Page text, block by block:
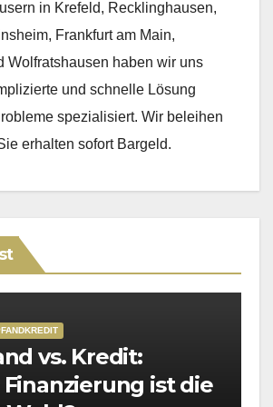
in Krefeld, Recklinghausen,
Frankfurt am Main,
Wolfratshausen haben wir uns
und schnelle Lösung
spezialisiert. Wir beleihen
erhalten sofort Bargeld.
vs. Kredit:
ist die